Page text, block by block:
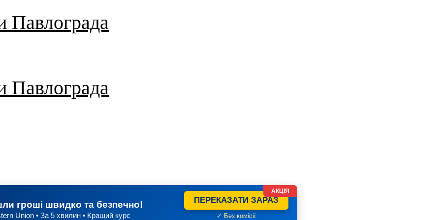
Павлограда
Павлограда
гроші швидко та безпечно!
Union • За 5 хвилин • Кращий курс
ПЕРЕКАЗАТИ ЗАРАЗ
✓ Без комісії
АКЦІЯ